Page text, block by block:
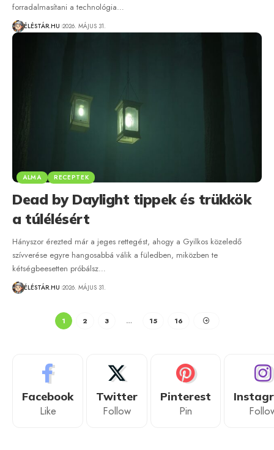
forradalmasítani a technológia…
ÉLÉSTÁR.HU 2026. MÁJUS 31.
ALMA RECEPTEK
Dead by Daylight tippek és trükkök
a túlélésért
Hányszor érezted már a jeges rettegést, ahogy a Gyilkos közeledő
szívverése egyre hangosabbá válik a füledben, miközben te
kétségbeesetten próbálsz…
ÉLÉSTÁR.HU 2026. MÁJUS 31.
1 2 3 … 15 16
Facebook
Like
Twitter
Follow
Pinterest
Pin